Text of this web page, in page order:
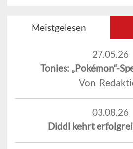
Meistgelesen
27.05.26
Tonies: „Pokémon“-
Von
03.08.26
Diddl kehrt